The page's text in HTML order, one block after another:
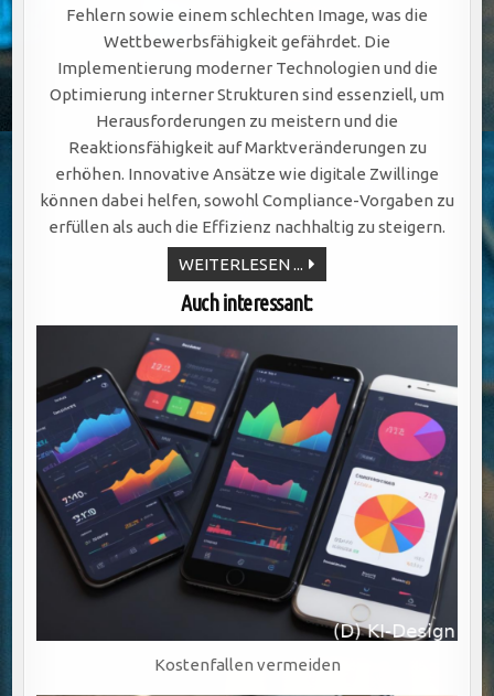
Fehlern sowie einem schlechten Image, was die
Wettbewerbsfähigkeit gefährdet. Die
Implementierung moderner Technologien und die
Optimierung interner Strukturen sind essenziell, um
Herausforderungen zu meistern und die
Reaktionsfähigkeit auf Marktveränderungen zu
erhöhen. Innovative Ansätze wie digitale Zwillinge
können dabei helfen, sowohl Compliance-Vorgaben zu
erfüllen als auch die Effizienz nachhaltig zu steigern.
WEITERLESEN ... FEHLER
IM
VERTRIEB:
WARUM
VERSICHERUNGEN
MANGELHAFTE
PROZESSE
GEFAHR
GERATEN
Auch interessant:
Kostenfallen vermeiden